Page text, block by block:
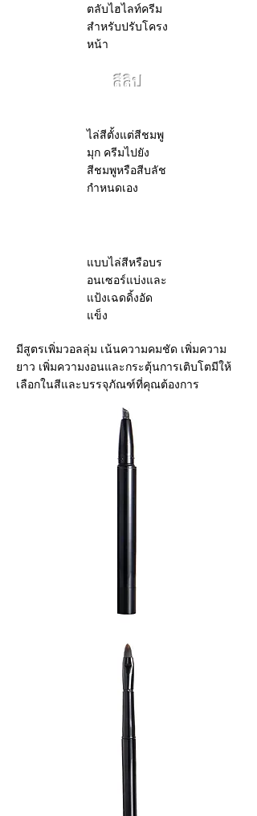
ตลับไฮไลท์ครีม
สำหรับปรับโครง
หน้า
สีลิป
ไล่สีตั้งแต่สีชมพู
มุก ครีมไปยัง
สีชมพูหรือสีบลัช
กำหนดเอง
แบบไล่สีหรือบร
อนเซอร์แบ่งและ
แป้งเฉดดิ้งอัด
แข็ง
มีสูตรเพิ่มวอลลุ่ม เน้นความคมชัด เพิ่มความ
ยาว เพิ่มความงอนและกระตุ้นการเติบโตมีให้
เลือกในสีและบรรจุภัณฑ์ที่คุณต้องการ